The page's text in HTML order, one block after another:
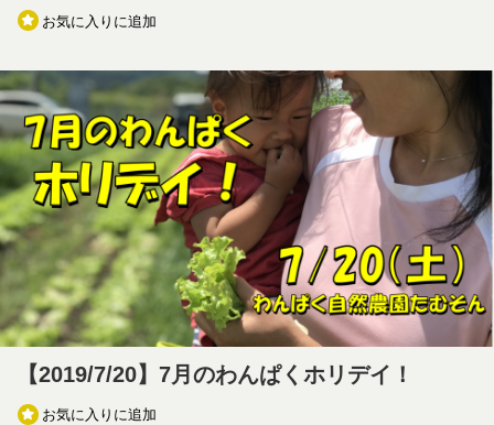
お気に入りに追加
【2019/7/20】7月のわんぱくホリデイ！
お気に入りに追加